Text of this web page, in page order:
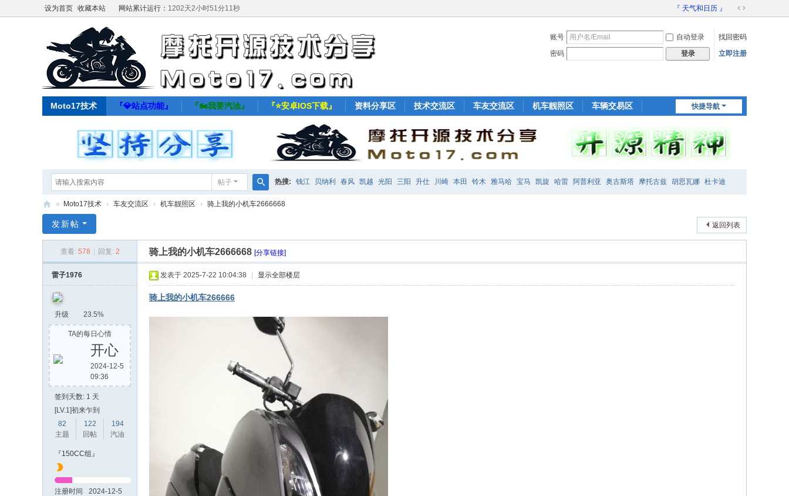
设为首页 收藏本站 网站累计运行： 1202天2小时51分11秒 『 天气和日历 』
切
到
宽
账号 自动登录
找回密码
密码
登录 立即注册
快捷导航
Moto17技术 『💎站点功能』 『🏍️我要汽油』 『⭐安卓IOS下载』 资料分享区 技术交流区 车友交流区 机车靓照区
车辆交易区
帖子
搜
热搜: 钱江 贝纳利 春风 凯越 光阳 三阳 升仕 川崎 本田 铃木 雅马哈 宝马 凯旋 哈雷 阿普利亚 奥古斯塔 摩托古兹 胡思瓦娜 杜卡迪
KTM
ot
车
心
得
记
» Moto17技术 › 车友交流区 › 机车靓照区 › 骑上我的小机车2666668
返回列表
发新帖
查看: 578 回复: 2 骑上我的小机车2666668 [分享链接]
雷子1976
升级 23.5%
TA的每日心情
开心
2024-12-5
09:36
签到天数: 1 天
[LV.1]初来乍到
82
主题
122
回帖
194
汽油
『150CC组』
注册时间
2024-12-5
发表于 2025-7-22 10:04:38 显示全部楼层
骑上我的小机车266666